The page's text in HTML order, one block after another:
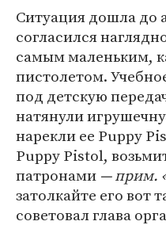
Ситуация дошла до
согласился
самым маленьким,
пистолетом.
под детскую
натянули
нарекли ее Puppy
Puppy Pistol,
патронами — прим.
затолкайте его вот
советовал глава